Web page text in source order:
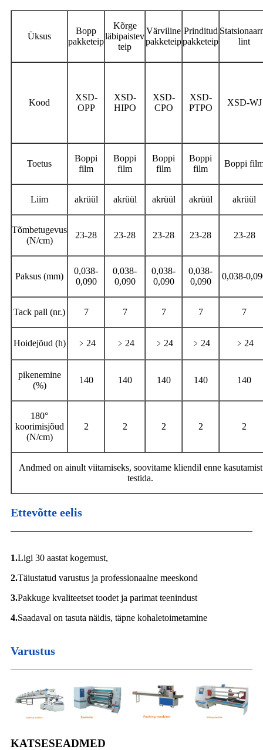
Üksus
Bopp
pakketeip
Kõrge
läbipaistev
teip
Värviline
pakketeip
Prinditud
pakketeip
lint
Kood
XSD-
OPP
XSD-
HIPO
XSD-
CPO
XSD-
PTPO
XSD-WJ
Toetus
Boppi
film
Boppi
film
Boppi
film
Boppi
film
Boppi
Liim akrüül akrüül akrüül akrüül akrüül
Tõmbetugevus
(N/cm)
23-28 23-28 23-28 23-28 23-28
Paksus (mm)
0,038-
0,090
0,038-
0,090
0,038-
0,090
0,038-
0,090
0,038-
Tack pall (nr.) 7 7 7 7 7
Hoidejõud (h) ﹥24 ﹥24 ﹥24 ﹥24 ﹥24
pikenemine
(%)
140 140 140 140 140
180°
koorimisjõud
(N/cm)
2 2 2 2 2
Andmed on ainult viitamiseks, soovitame kliendil enne kasutamist
testida.
Ettevõtte eelis
1.Ligi 30 aastat kogemust,
2.Täiustatud varustus ja professionaalne meeskond
3.Pakkuge kvaliteetset toodet ja parimat teenindust
4.Saadaval on tasuta näidis, täpne kohaletoimetamine
Varustus
KATSESEADMED